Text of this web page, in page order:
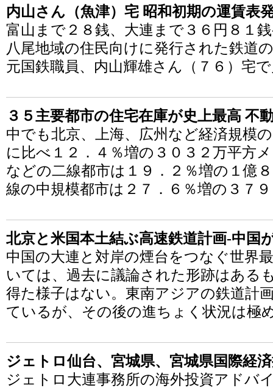
内山さん（魚津）宅 昭和初期の運賃表
富山まで２８銭、大連まで３６円８１
八尾地域の住民向けに発行された鉄道
元国鉄職員、内山輝雄さん（７６）宅
３５主要都市の住宅在庫が史上最高 不
中でも北京、上海、広州など経済規模
に比べ１２．４％増の３０３２万平方
などの二線都市は１９．２％増の１億
線の中規模都市は２７．６％増の３７
北京と米国本土結ぶ高速鉄道計画-中国
中国の大連と対岸の煙台をつなぐ世界
いては、過去に議論された形跡はある
得た様子はない。東南アジアの鉄道計
ているが、その後の進ちょく状況は極
ジェトロ仙台、宮城県、宮城県国際経
ジェトロ大連事務所の海外投資アドバ